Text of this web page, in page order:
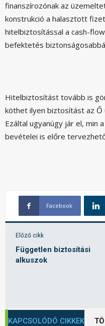
finanszírozónak az
konstrukció a halasztott
hitelbiztosítással a cash-
befektetés
Hitelbiztosítást tovább is
köthet ilyen biztosítást az Ő
Ezáltal ugyanúgy jár el, min
bevételei is előre
Facebook
Előző cikk
Független biztosítási
alkuszok
KAPCSOLÓDÓ CIKKEK